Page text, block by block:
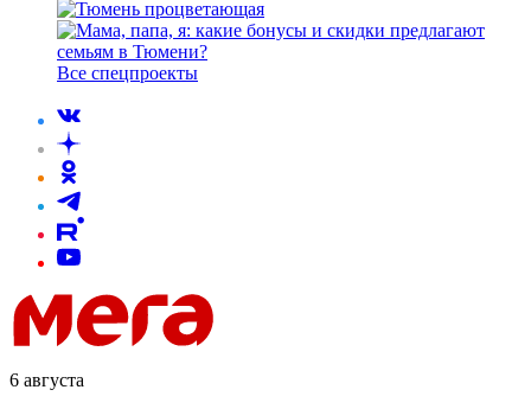
Все спецпроекты
6 августа